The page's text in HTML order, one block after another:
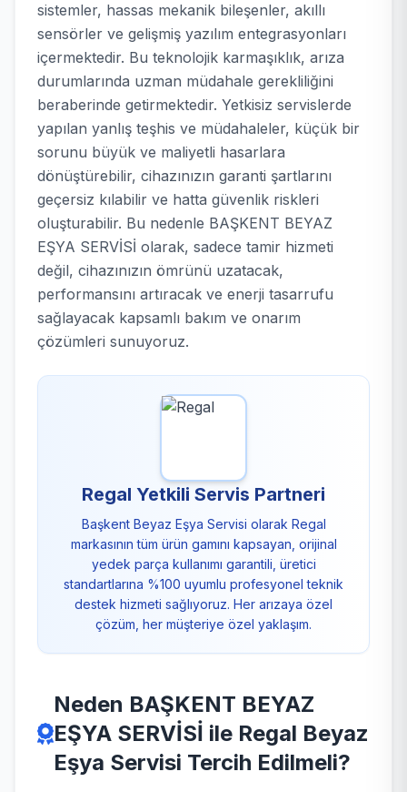
sistemler, hassas mekanik bileşenler, akıllı
sensörler ve gelişmiş yazılım entegrasyonları
içermektedir. Bu teknolojik karmaşıklık, arıza
durumlarında uzman müdahale gerekliliğini
beraberinde getirmektedir. Yetkisiz servislerde
yapılan yanlış teşhis ve müdahaleler, küçük bir
sorunu büyük ve maliyetli hasarlara
dönüştürebilir, cihazınızın garanti şartlarını
geçersiz kılabilir ve hatta güvenlik riskleri
oluşturabilir. Bu nedenle BAŞKENT BEYAZ
EŞYA SERVİSİ olarak, sadece tamir hizmeti
değil, cihazınızın ömrünü uzatacak,
performansını artıracak ve enerji tasarrufu
sağlayacak kapsamlı bakım ve onarım
çözümleri sunuyoruz.
Regal Yetkili Servis Partneri
Başkent Beyaz Eşya Servisi olarak Regal
markasının tüm ürün gamını kapsayan, orijinal
yedek parça kullanımı garantili, üretici
standartlarına %100 uyumlu profesyonel teknik
destek hizmeti sağlıyoruz. Her arızaya özel
çözüm, her müşteriye özel yaklaşım.
Neden BAŞKENT BEYAZ
EŞYA SERVİSİ ile Regal Beyaz
Eşya Servisi Tercih Edilmeli?